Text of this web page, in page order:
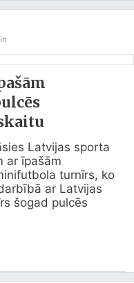
Latvijas sporta
ar īpašām
turnīrs, ko
ar Latvijas
šogad pulcēs